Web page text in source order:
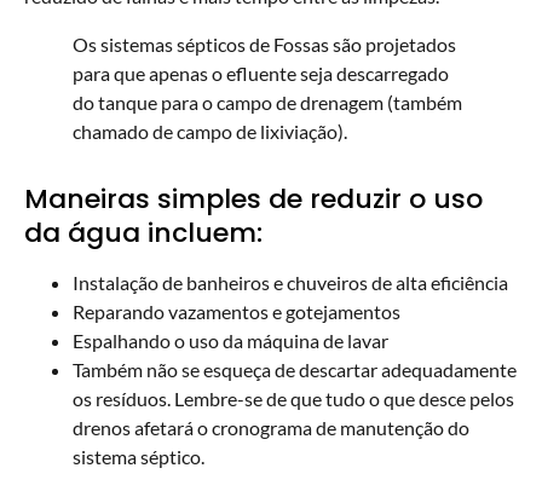
Os sistemas sépticos de Fossas são projetados
para que apenas o efluente seja descarregado
do tanque para o campo de drenagem (também
chamado de campo de lixiviação).
Maneiras simples de reduzir o uso
da água incluem:
Instalação de banheiros e chuveiros de alta eficiência
Reparando vazamentos e gotejamentos
Espalhando o uso da máquina de lavar
Também não se esqueça de descartar adequadamente
os resíduos. Lembre-se de que tudo o que desce pelos
drenos afetará o cronograma de manutenção do
sistema séptico.